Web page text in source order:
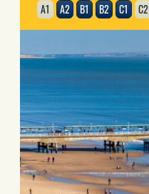
A1 A2 B1 B2 C1 C2